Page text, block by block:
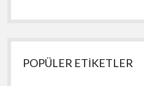
POPÜLER ETİKETLER